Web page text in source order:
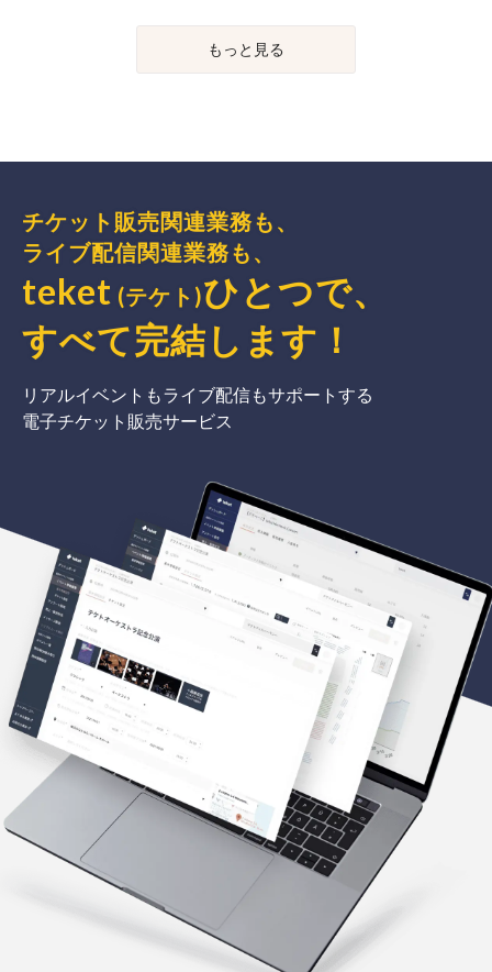
もっと見る
チケット販売関連業務も、
ライブ配信関連業務も、
teket (テケト)ひとつで、
すべて完結 します ！
リアルイベントもライブ配信もサポートする
電子チケット販売サービス